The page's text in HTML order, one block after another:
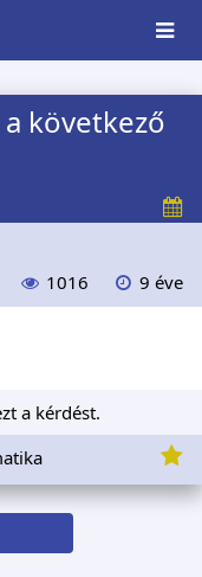
következő
1016 9 éve
a kérdést.